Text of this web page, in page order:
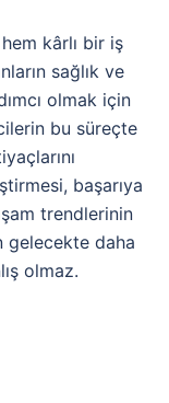
kârlı bir iş
sağlık ve
olmak için
bu süreçte
başarıya
trendlerinin
gelecekte daha
olmaz.